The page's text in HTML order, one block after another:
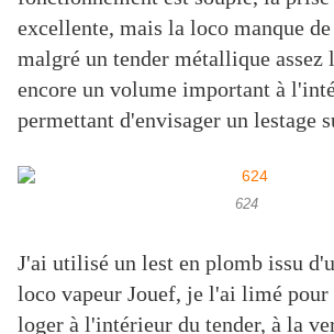
excellente, mais la loco manque de
malgré un tender métallique assez
encore un volume important à
permettant d'envisager un lestage
624
J'ai utilisé un lest en plomb issu
loco vapeur Jouef, je l'ai limé
loger à l'intérieur du tender, à la